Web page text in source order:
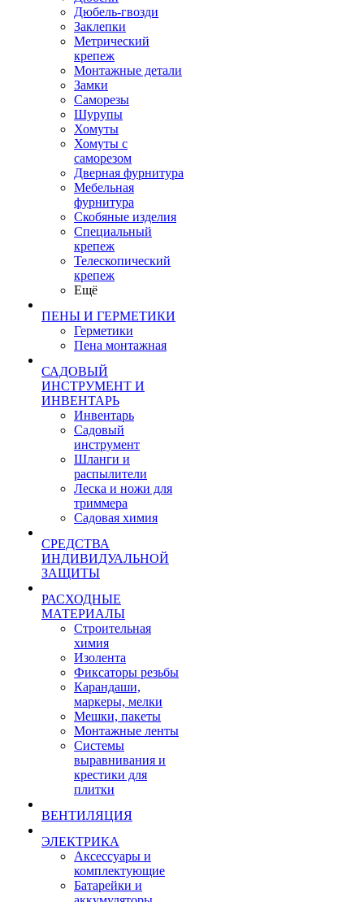
Дюбель-гвозди
Заклепки
Метрический
крепеж
Монтажные детали
Замки
Саморезы
Шурупы
Хомуты
Хомуты с
саморезом
Дверная фурнитура
Мебельная
фурнитура
Скобяные изделия
Специальный
крепеж
Телескопический
крепеж
Ещё
ПЕНЫ И ГЕРМЕТИКИ
Герметики
Пена монтажная
САДОВЫЙ
ИНСТРУМЕНТ И
ИНВЕНТАРЬ
Инвентарь
Садовый
инструмент
Шланги и
распылители
Леска и ножи для
триммера
Садовая химия
СРЕДСТВА
ИНДИВИДУАЛЬНОЙ
ЗАЩИТЫ
РАСХОДНЫЕ
МАТЕРИАЛЫ
Строительная
химия
Изолента
Фиксаторы резьбы
Карандаши,
маркеры, мелки
Мешки, пакеты
Монтажные ленты
Системы
выравнивания и
крестики для
плитки
ВЕНТИЛЯЦИЯ
ЭЛЕКТРИКА
Аксессуары и
комплектующие
Батарейки и